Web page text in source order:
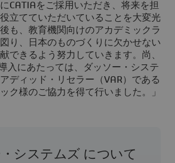
CATIAをご採用いただき、将来を担
立てていただいていることを大変光
も、教育機関向けのアカデミックラ
り、日本のものづくりに欠かせない
できるよう努力していきます。尚、
入にあたっては、ダッソー・システ
ディッド・リセラー（VAR）である
ク様のご協力を得て行いました。」
システムズ について